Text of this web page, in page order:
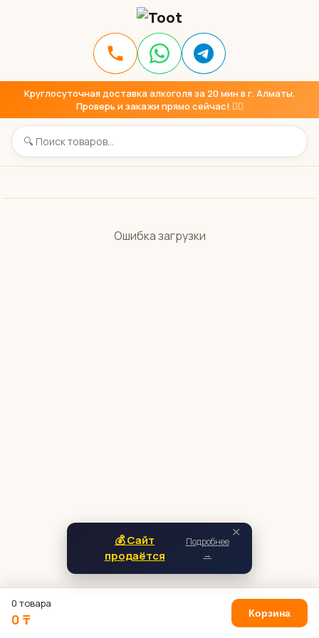
Круглосуточная доставка алкоголя за 20 мин в г. Алматы.
Проверь и закажи прямо сейчас! 👇🏼
Ошибка загрузки
✕
💰 Сайт
продаётся
Подробнее
→
0 товара
0 ₸ Корзина